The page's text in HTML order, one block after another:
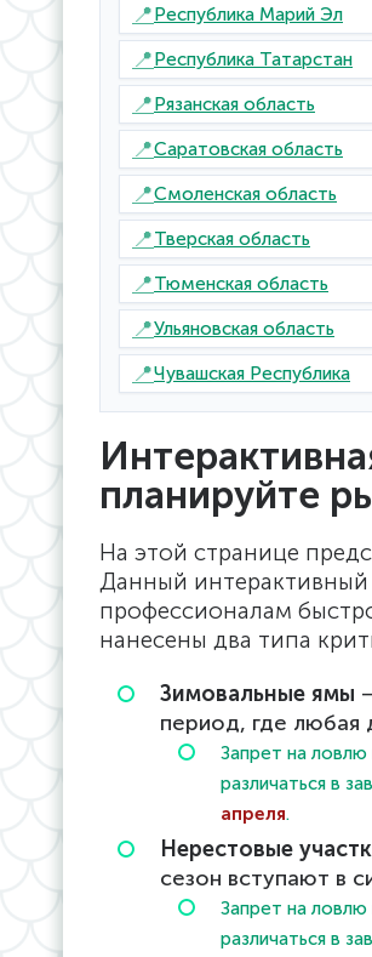
📍Республика Марий Эл
📍Республика Татарстан
📍Рязанская область
📍Саратовская область
📍Смоленская область
📍Тверская область
📍Тюменская область
📍Ульяновская область
📍Чувашская Республика
планируйте
На этой странице
Данный
профессионалам
нанесены два типа
Зимовальные ямы
период, где любая
Запрет на
различаться в
апреля.
Нерестовые
сезон вступают в
Запрет на
различаться в